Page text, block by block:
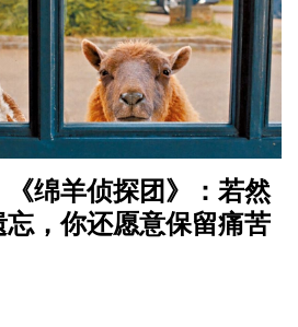
绵羊侦探团》：若然
，你还愿意保留痛苦